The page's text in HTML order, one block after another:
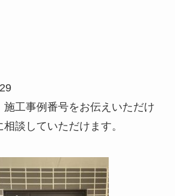
工事例番号をお伝えいただけ
談していただけます。